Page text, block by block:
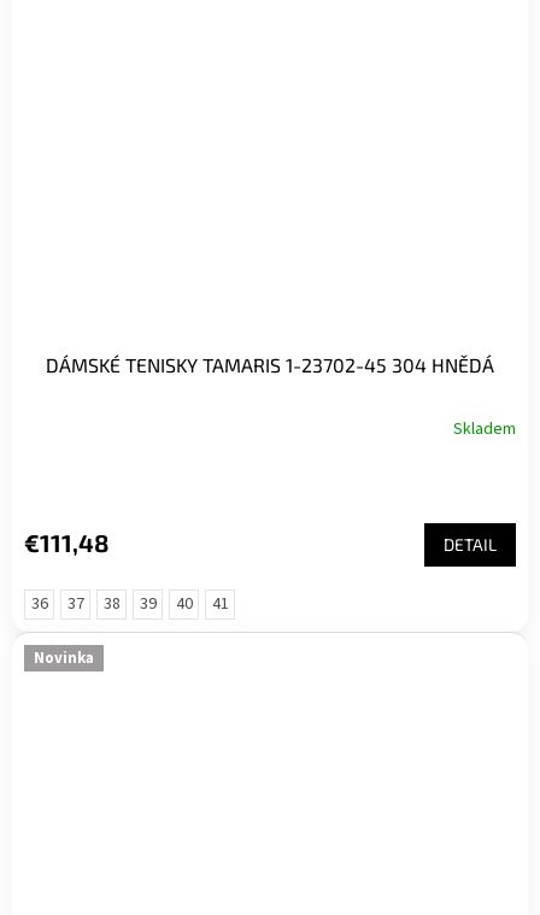
DÁMSKÉ TENISKY TAMARIS 1-23702-45 304 HNĚDÁ
Skladem
€111,48 DETAIL
36 37 38 39 40 41
Novinka